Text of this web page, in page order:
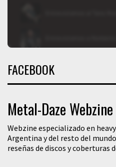
FACEBOOK
Metal-Daze Webzine
Webzine especializado en
Argentina y del resto del
reseñas de discos y coberturas